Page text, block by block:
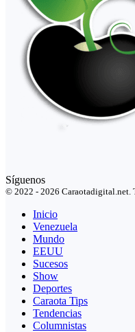
Síguenos
© 2022 - 2026 Caraotadigital.net.
Inicio
Venezuela
Mundo
EEUU
Sucesos
Show
Deportes
Caraota Tips
Tendencias
Columnistas